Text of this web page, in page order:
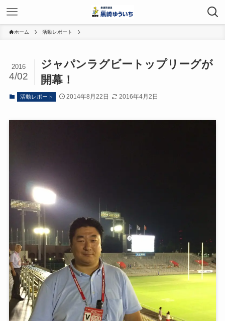
ホーム 活動レポート
ジャパンラグビートップリーグが
開幕！
2016
4/02
活動レポート 2014年8月22日 2016年4月2日